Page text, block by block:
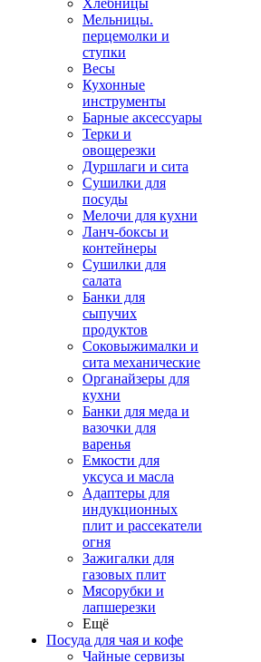
Хлебницы
Мельницы.
перцемолки и
ступки
Весы
Кухонные
инструменты
Барные аксессуары
Терки и
овощерезки
Дуршлаги и сита
Сушилки для
посуды
Мелочи для кухни
Ланч-боксы и
контейнеры
Сушилки для
салата
Банки для
сыпучих
продуктов
Соковыжималки и
сита механические
Органайзеры для
кухни
Банки для меда и
вазочки для
варенья
Емкости для
уксуса и масла
Адаптеры для
индукционных
плит и рассекатели
огня
Зажигалки для
газовых плит
Мясорубки и
лапшерезки
Ещё
Посуда для чая и кофе
Чайные сервизы